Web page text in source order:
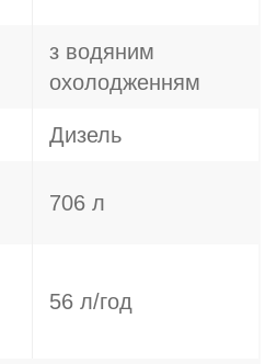
з водяним
охолодженням
Дизель
706 л
56 л/год